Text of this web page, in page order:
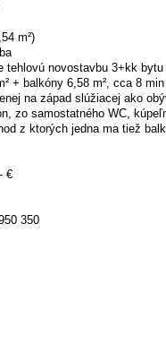
m²)
tehlovú novostavbu 3+kk
+ balkóny 6,58 m², cca 8
na západ slúžiacej ako
zo samostatného WC,
z ktorých jedna ma tiež
€
350